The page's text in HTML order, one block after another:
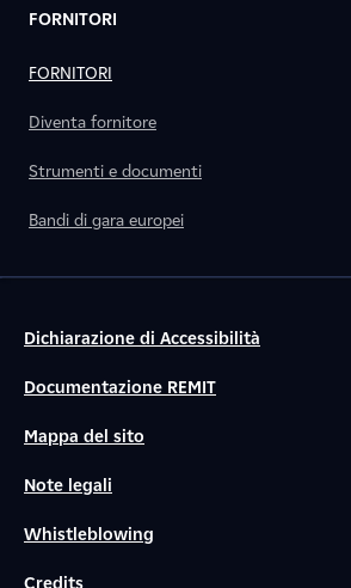
FORNITORI
FORNITORI
Diventa fornitore
Strumenti e documenti
Bandi di gara europei
Dichiarazione di Accessibilità
Documentazione REMIT
Mappa del sito
Note legali
Whistleblowing
Credits